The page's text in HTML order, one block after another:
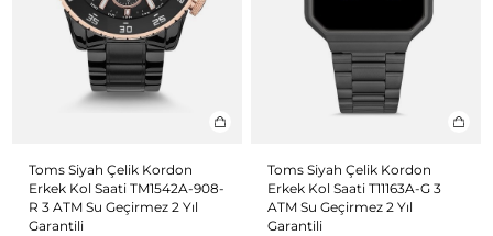
Toms Siyah Çelik Kordon
Erkek Kol Saati TM1542A-908-
R 3 ATM Su Geçirmez 2 Yıl
Garantili
Toms Siyah Çelik Kordon
Erkek Kol Saati T11163A-G 3
ATM Su Geçirmez 2 Yıl
Garantili